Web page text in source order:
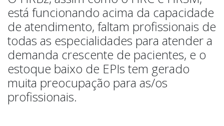
está funcionando acima da capacidade
de atendimento, faltam profissionais de
todas as especialidades para atender a
demanda crescente de pacientes, e o
estoque baixo de EPIs tem gerado
muita preocupação para as/os
profissionais.